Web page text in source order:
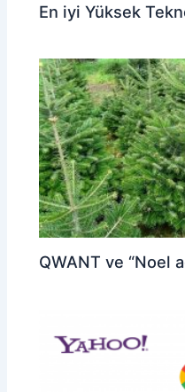
En iyi Yüksek
QWANT ve “Noel